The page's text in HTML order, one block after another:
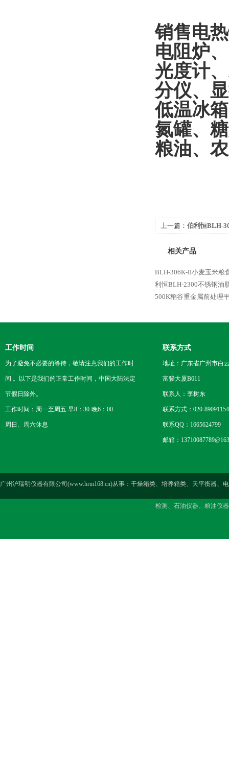
销售电
电阻炉
光度计
分仪、
低温冰
氮罐、
粮油、
上一篇： 伯利恒BLH-
相关产品
BLH-306K-II小麦玉米粮
利恒BLH-2300不锈钢油
500K稻谷重金属前处理
工作时间
为了避免不必要的等待，敬请注意我们的工作时
间 。以下是我们的正常工作时间，中国大陆法定
节假日除外。
工作时间：周一至周五 早8：30-晚6：00
周日、周六休息
联系方式
地址：广东省广州市白
富骏大厦B611
联系人：李树东
联系方式：020-89091154
联系QQ：1665624799
邮箱：
广州沪瑞明仪器有限公司(www.hrm168.cn)从事：干燥箱类、培养箱类、天平衡器
检测、石油仪器、粮油仪